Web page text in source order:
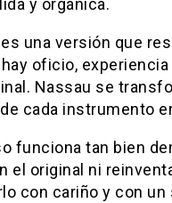
y orgánica.
una versión que
oficio,
Nassau se
cada instrumento
funciona tan bien
el original ni
con cariño y con